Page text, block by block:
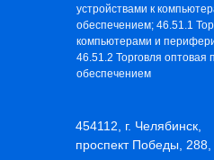
454112, г. Челябинск,
проспект Победы,
устройствами к
обеспечением; 46.51.1
компьютерами и
46.51.2 Торговля оптовая
обеспечением